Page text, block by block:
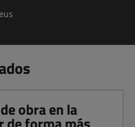
obra en la